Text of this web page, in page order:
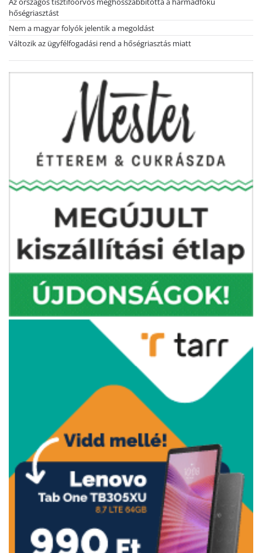
hőségriasztást
Nem a magyar folyók jelentik a megoldást
Változik az ügyfélfogadási rend a hőségriasztás miatt